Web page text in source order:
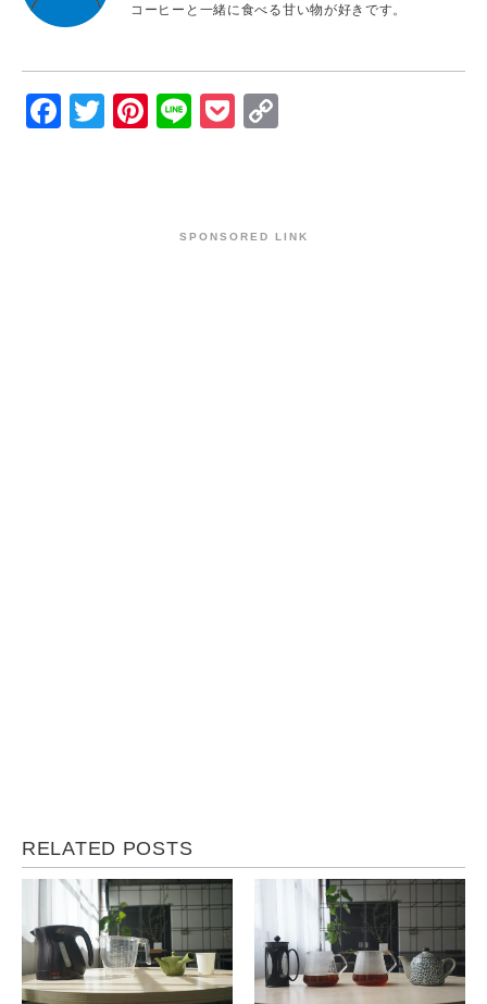
コーヒーと一緒に食べる甘い物が好きです。
Facebook
Twitter
Pinterest
LinePocket
SPONSORED LINK
RELATED POSTS